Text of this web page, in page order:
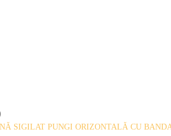
SIGILAT PUNGI ORIZONTALĂ CU